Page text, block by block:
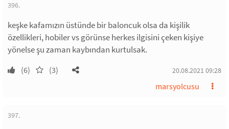
396.
keşke kafamızın üstünde bir baloncuk olsa da kişilik
özellikleri, hobiler vs görünse herkes ilgisini çeken kişiye
yönelse şu zaman kaybından kurtulsak.
(6) (3) 20.08.2021 09:28
marsyolcusu
397.